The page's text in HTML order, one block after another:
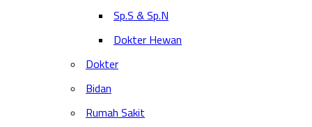
Sp.S & Sp.N
Dokter Hewan
Dokter
Bidan
Rumah Sakit